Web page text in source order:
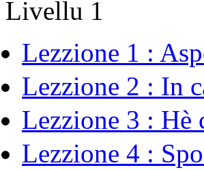
Livellu 1
Lezzione 1 :
Lezzione 2 : In
Lezzione 3 : Hè
Lezzione 4 :